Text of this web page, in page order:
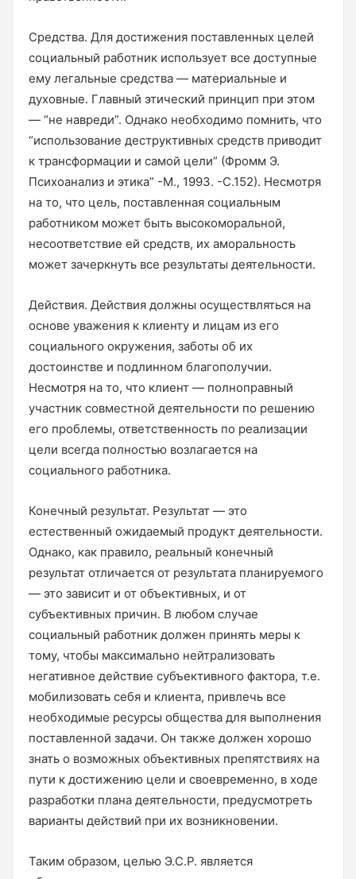
Средства. Для достижения поставленных целей
социальный работник использует все доступные
ему легальные средства — материальные и
духовные. Главный этический принцип при этом
— “не навреди”. Однако необходимо помнить, что
“использование деструктивных средств приводит
к трансформации и самой цели” (Фромм Э.
Психоанализ и этика” -М., 1993. -С.152). Несмотря
на то, что цель, поставленная социальным
работником может быть высокоморальной,
несоответствие ей средств, их аморальность
может зачеркнуть все результаты деятельности.
Действия. Действия должны осуществляться на
основе уважения к клиенту и лицам из его
социального окружения, заботы об их
достоинстве и подлинном благополучии.
Несмотря на то, что клиент — полноправный
участник совместной деятельности по решению
его проблемы, ответственность по реализации
цели всегда полностью возлагается на
социального работника.
Конечный результат. Результат — это
естественный ожидаемый продукт деятельности.
Однако, как правило, реальный конечный
результат отличается от результата планируемого
— это зависит и от объективных, и от
субъективных причин. В любом случае
социальный работник должен принять меры к
тому, чтобы максимально нейтрализовать
негативное действие субъективного фактора, т.е.
мобилизовать себя и клиента, привлечь все
необходимые ресурсы общества для выполнения
поставленной задачи. Он также должен хорошо
знать о возможных объективных препятствиях на
пути к достижению цели и своевременно, в ходе
разработки плана деятельности, предусмотреть
варианты действий при их возникновении.
Таким образом, целью Э.С.Р. является